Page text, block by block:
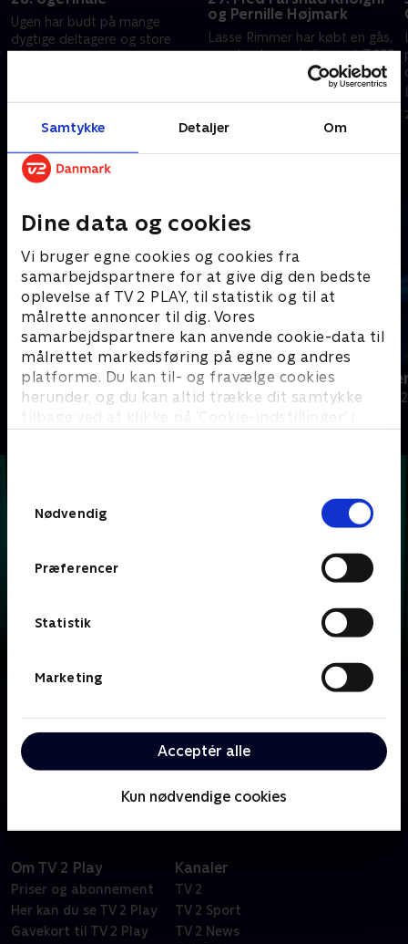
Samtykke Detaljer Om
Dine data og cookies
Vi bruger egne cookies og cookies fra
samarbejdspartnere for at give dig den bedste
oplevelse af TV 2 PLAY, til statistik og til at
målrette annoncer til dig. Vores
samarbejdspartnere kan anvende cookie-data til
målrettet markedsføring på egne og andres
platforme. Du kan til- og fravælge cookies
herunder, og du kan altid trække dit samtykke
tilbage ved at klikke på ’Cookie-indstillinger’ i
Nødvendig
Præferencer
Statistik
Marketing
Acceptér alle
Kun nødvendige cookies
Ugen har budt på mange
dygtige deltagere og store
og Pernille Højmark
Lasse Rimmer har købt en gås,
men har han virkelig givet 7.000
kroner for den? Pernille
Højmark og Farshad Kholghi
får nok at se til, når de skal
dyste
Andre så også
24 stjerners julikalender
TV-Shows • 1 sæsoner
Hvem vil
Quiz-shows •
Lasse Rimmer er vært, når to hold kendte danskere
skal bluffe, gætte, købe og sælge sig igennem en
masse loppefund i håbet om at tjene flest penge.
Om TV 2 Play
Priser og abonnement
Her kan du se TV 2 Play
Gavekort til TV 2 Play
Kanaler
TV 2
TV 2 Sport
TV 2 News